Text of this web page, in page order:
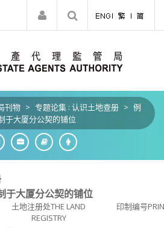
刊物 > 专题论集 : 认识土地查册 > 例
于大厦分公契的铺位
于大厦分公契的铺位
土地注册处THE LAND
REGISTRY
印制编号